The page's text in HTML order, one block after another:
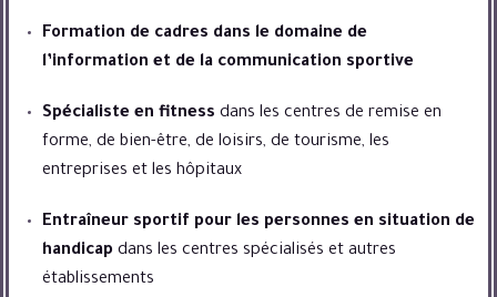
Formation de cadres dans le domaine de
l’information et de la communication sportive
Spécialiste en fitness dans les centres de remise en
forme, de bien-être, de loisirs, de tourisme, les
entreprises et les hôpitaux
Entraîneur sportif pour les personnes en situation de
handicap dans les centres spécialisés et autres
établissements